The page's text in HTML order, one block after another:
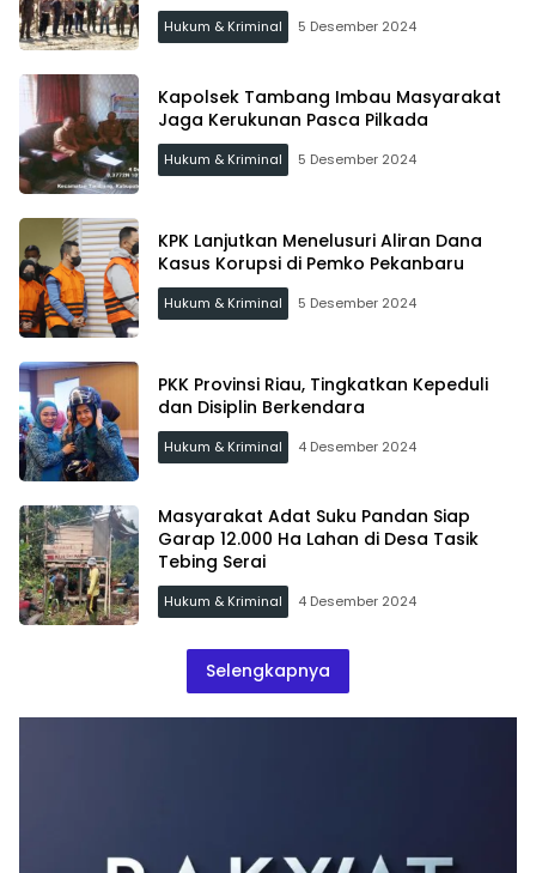
Hukum & Kriminal 5 Desember 2024
Kapolsek Tambang Imbau Masyarakat
Jaga Kerukunan Pasca Pilkada
Hukum & Kriminal 5 Desember 2024
KPK Lanjutkan Menelusuri Aliran Dana
Kasus Korupsi di Pemko Pekanbaru
Hukum & Kriminal 5 Desember 2024
PKK Provinsi Riau, Tingkatkan Kepeduli
dan Disiplin Berkendara
Hukum & Kriminal 4 Desember 2024
Masyarakat Adat Suku Pandan Siap
Garap 12.000 Ha Lahan di Desa Tasik
Tebing Serai
Hukum & Kriminal 4 Desember 2024
Selengkapnya